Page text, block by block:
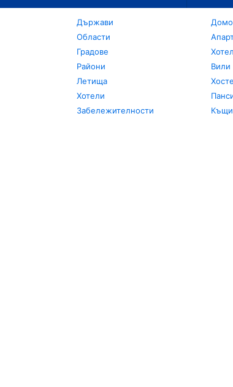
Държави
Области
Градове
Райони
Летища
Хотели
Забележителности
Вили
Къщи